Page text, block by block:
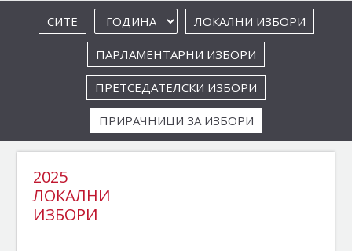
СИТЕ ЛОКАЛНИ ИЗБОРИ
ПАРЛАМЕНТАРНИ ИЗБОРИ
ПРЕТСЕДАТЕЛСКИ ИЗБОРИ
ПРИРАЧНИЦИ ЗА ИЗБОРИ
2025
ЛОКАЛНИ
ИЗБОРИ